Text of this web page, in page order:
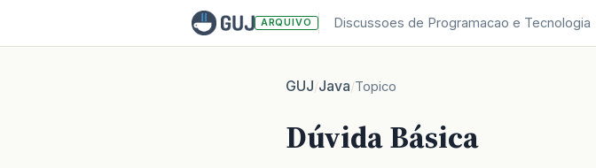
ARQUIVO Discussoes de Programacao e Tecnologia
GUJ/Java/Topico
Dúvida Básica